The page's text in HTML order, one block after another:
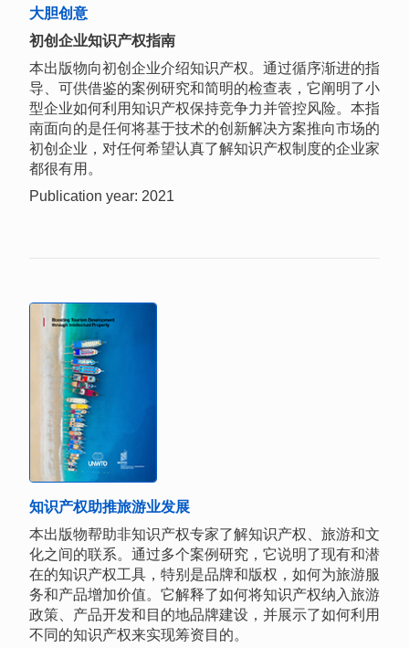
大胆创意
初创企业知识产权指南
本出版物向初创企业介绍知识产权。通过循序渐进的指
导、可供借鉴的案例研究和简明的检查表，它阐明了小
型企业如何利用知识产权保持竞争力并管控风险。本指
南面向的是任何将基于技术的创新解决方案推向市场的
初创企业，对任何希望认真了解知识产权制度的企业家
都很有用。
Publication year: 2021
知识产权助推旅游业发展
本出版物帮助非知识产权专家了解知识产权、旅游和文
化之间的联系。通过多个案例研究，它说明了现有和潜
在的知识产权工具，特别是品牌和版权，如何为旅游服
务和产品增加价值。它解释了如何将知识产权纳入旅游
政策、产品开发和目的地品牌建设，并展示了如何利用
不同的知识产权来实现筹资目的。